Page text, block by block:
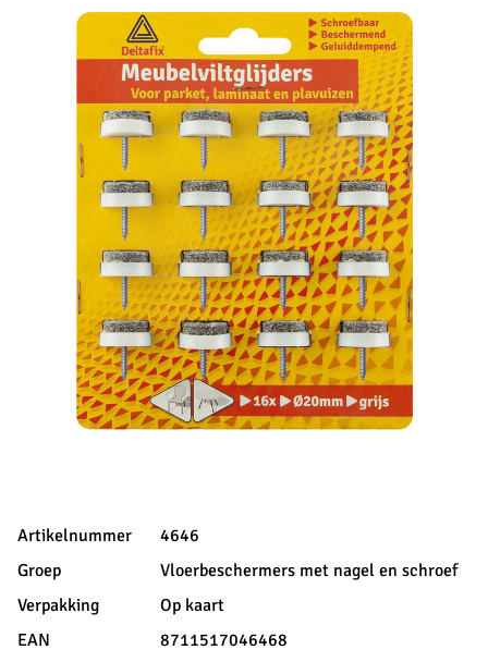
Artikelnummer
4646
Groep
Vloerbeschermers met nagel en schroef
Verpakking
Op kaart
EAN
8711517046468